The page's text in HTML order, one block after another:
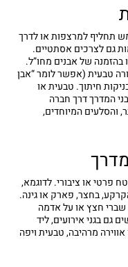
תחליף למרצפות או לדרך
גם לצרכים אסתטיים.
בהזמנה של אבנים מחו”ל.
טבעית (אפשר לומר “אבן
חיתוך. טבעית או
המדרך דרך חברה
והסלעים המיוחדים,
פרטי או ציבורי. לדוגמא,
בחצר, פארק או גינה.
חצץ או על אדמה
גם בגני אירועים, ליד
מרהיבה, טבעית ויפה